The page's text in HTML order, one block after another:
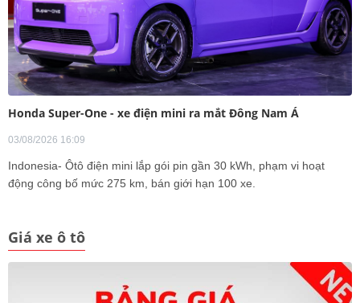
Honda Super-One - xe điện mini ra mắt Đông Nam Á
03/08/2026 16:09
Indonesia- Ôtô điện mini lắp gói pin gần 30 kWh, phạm vi hoạt
động công bố mức 275 km, bán giới hạn 100 xe.
Giá xe ô tô